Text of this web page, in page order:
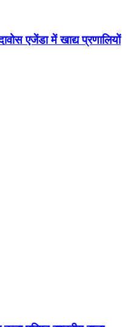
एजेंडा में खाद्य प्रणालियों